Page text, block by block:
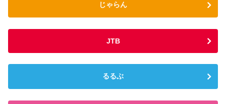
じゃらん
JTB
るるぶ